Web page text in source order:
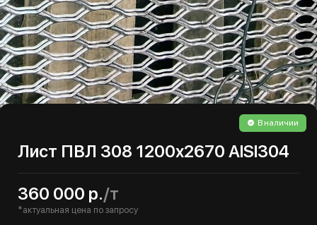
В наличии
Лист ПВЛ 308 1200х2670 AISI304
360 000 р./т
*актуальная цена по запросу